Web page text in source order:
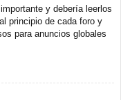
y debería leerlos
principio de cada foro y
para anuncios globales